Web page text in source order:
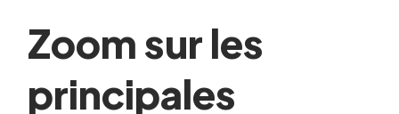
Zoom sur les
principales